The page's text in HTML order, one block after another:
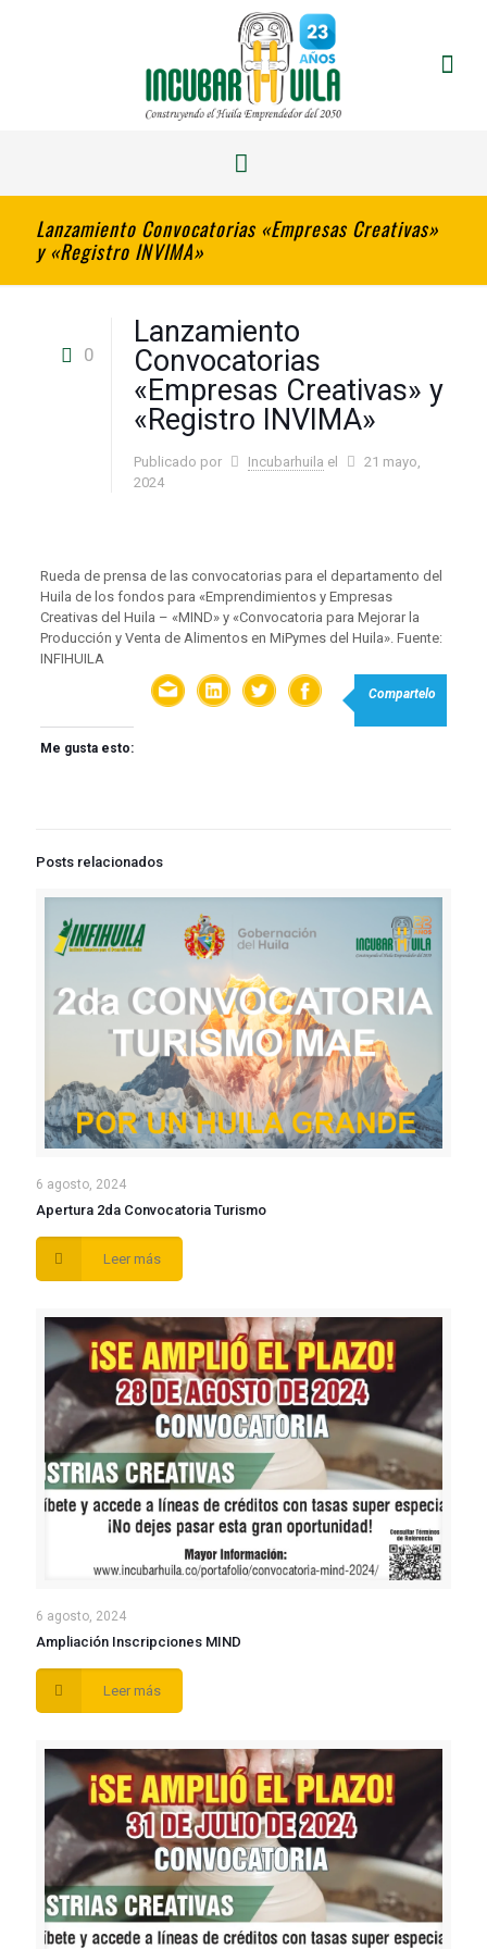
Lanzamiento Convocatorias «Empresas Creativas»
y «Registro INVIMA»
0
Lanzamiento
Convocatorias
«Empresas Creativas» y
«Registro INVIMA»
Publicado por Incubarhuila el
21 mayo,
2024
Rueda de prensa de las convocatorias para el departamento del
Huila de los fondos para «Emprendimientos y Empresas
Creativas del Huila – «MIND» y «Convocatoria para Mejorar la
Producción y Venta de Alimentos en MiPymes del Huila». Fuente:
INFIHUILA
Compartelo
Me gusta esto:
Posts relacionados
6 agosto, 2024
Apertura 2da Convocatoria Turismo
Leer más
6 agosto, 2024
Ampliación Inscripciones MIND
Leer más